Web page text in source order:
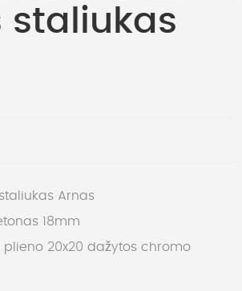
staliukas
Arnas
18mm
plieno 20x20 dažytos chromo